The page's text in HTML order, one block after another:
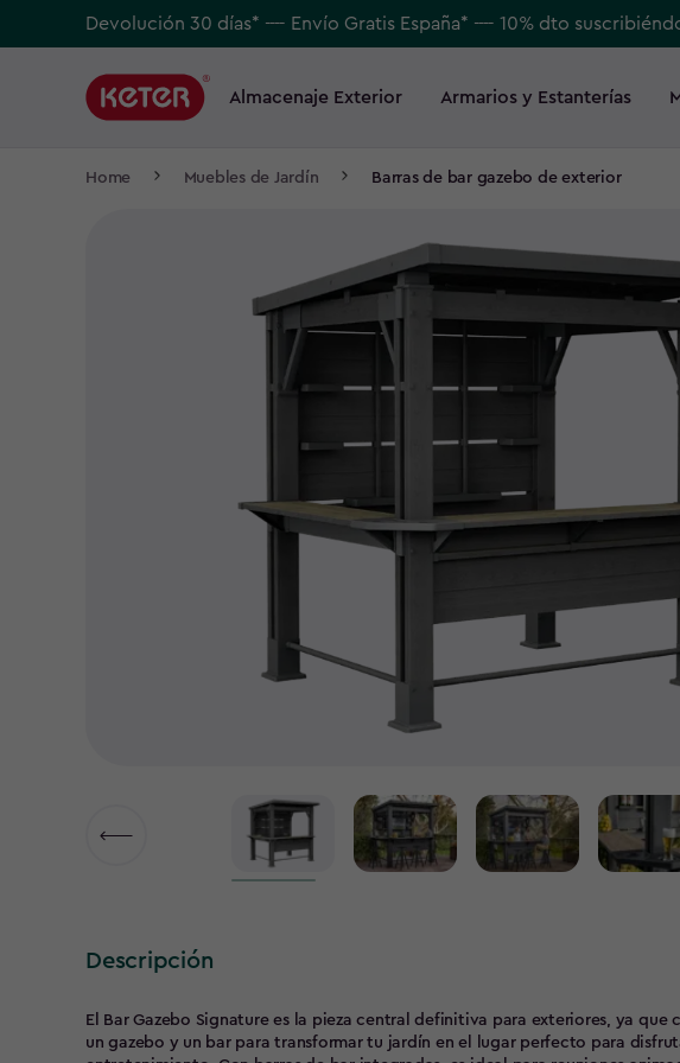
to
Devolución 30 días* ---- Envío Gratis España* ---- 10% dto
navigation
Almacenaje Exterior Armarios y Estanterías
Main
Home Muebles de Jardín Barras de bar gazebo de exterior
Descripción
El Bar Gazebo Signature es la pieza central definitiva para exteriores, ya
un gazebo y un bar para transformar tu jardín en el lugar perfecto para